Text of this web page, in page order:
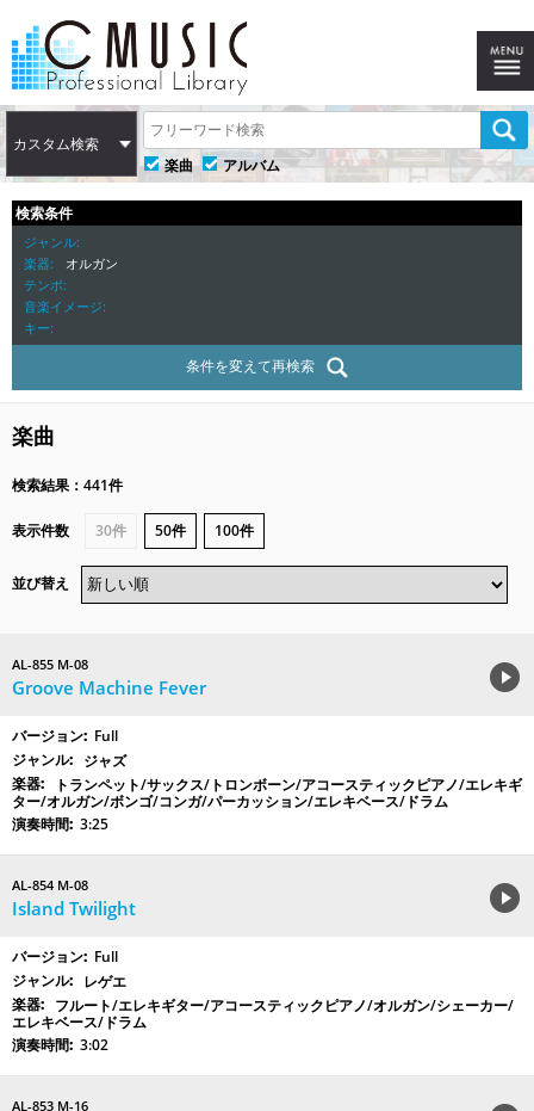
カスタム検索
楽曲
アルバム
検索条件
ジャンル
楽器
オルガン
テンポ
音楽イメージ
キー
条件を変えて再検索
楽曲
検索結果：441件
表示件数 30件 50件 100件
並び替え
AL-855 M-08
Groove Machine Fever
Full
ジャズ
トランペット/サックス/トロンボーン/アコースティックピアノ/エレキギ
ター/オルガン/ボンゴ/コンガ/パーカッション/エレキベース/ドラム
3:25
AL-854 M-08
Island Twilight
Full
レゲエ
フルート/エレキギター/アコースティックピアノ/オルガン/シェーカー/
エレキベース/ドラム
3:02
AL-853 M-16